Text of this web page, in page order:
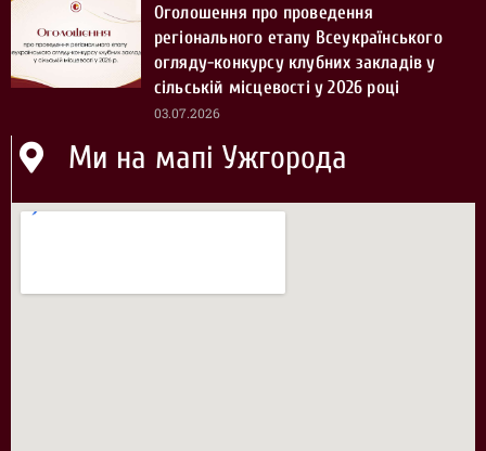
Оголошення про проведення
регіонального етапу Всеукраїнського
огляду-конкурсу клубних закладів у
сільській місцевості у 2026 році
03.07.2026
Ми на мапі Ужгорода